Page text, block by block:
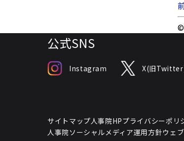
公式SNS
Instagram X(旧
サイトマップ人事院HPプライバシーポリ
人事院ソーシャルメディア運用方針ウェ